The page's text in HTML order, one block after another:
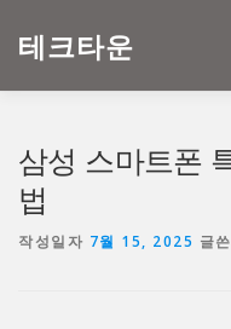
테크타운
삼성 스마트폰
법
작성일자 7월 15, 2025 글